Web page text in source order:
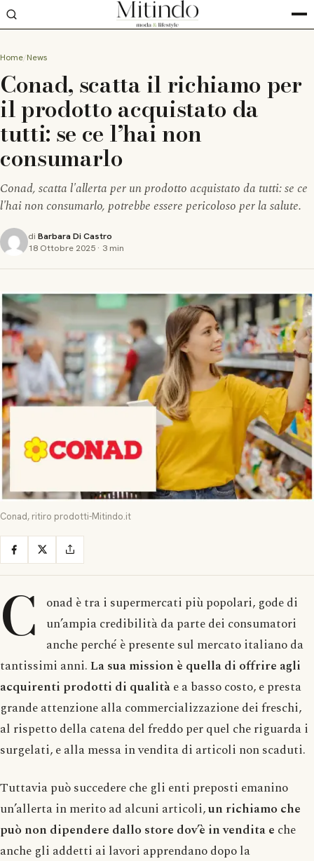
Home News
Conad, scatta il richiamo per
il prodotto acquistato da
tutti: se ce l’hai non
consumarlo
Conad, scatta l'allerta per un prodotto acquistato da tutti: se ce
l'hai non consumarlo, potrebbe essere pericoloso per la salute.
di Barbara Di Castro
18 Ottobre 2025 · 3 min
Conad, ritiro prodotti-Mitindo.it
C
onad è tra i supermercati più popolari, gode di
un’ampia credibilità da parte dei consumatori
anche perché è presente sul mercato italiano da
tantissimi anni.La sua mission è quella di offrire agli
acquirenti prodotti di qualitàe a basso costo, e presta
grande attenzione alla commercializzazione dei freschi,
al rispetto della catena del freddo per quel che riguarda i
surgelati, e alla messa in vendita di articoli non scaduti.
Tuttavia può succedere che gli enti preposti emanino
un’allerta in merito ad alcuni articoli,un richiamo che
può non dipendere dallo store dov’è in vendita e che
anche gli addetti ai lavori apprendano dopo la